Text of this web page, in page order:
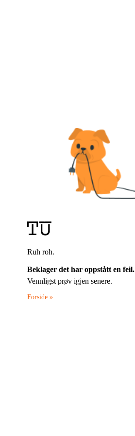
Ruh roh.
Beklager det har oppstått en feil.
Vennligst prøv igjen senere.
Forside »